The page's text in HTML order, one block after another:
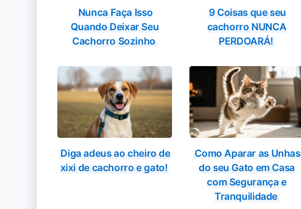
Nunca Faça Isso
Quando Deixar Seu
Cachorro Sozinho
9 Coisas que seu
cachorro NUNCA
PERDOARÁ!
Diga adeus ao cheiro de
xixi de cachorro e gato!
Como Aparar as Unhas
do seu Gato em Casa
com Segurança e
Tranquilidade